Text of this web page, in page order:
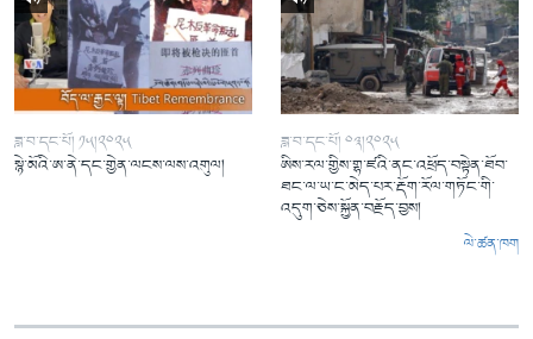
ཟླ་བ་དང་པོ། ༡༥།༢༠༢༥
སྙེ་མོའི་ཨ་ནེ་དང་གྱེན་ལངས་ལས་འགུལ།
ཟླ་བ་དང་པོ། ༠༣།༢༠༢༥
ཨིས་རལ་གྱིས་གྷ་ཛའི་ནང་འཕྲོད་བསྟེན་ཐོབ་
ཐང་ལ་ཡ་ང་མེད་པར་རྡོག་རོལ་གཏོང་གི་
འདུག་ཅེས་སྐྱོན་བརྗོད་བྱས།
ལེ་ཚན་ཁག